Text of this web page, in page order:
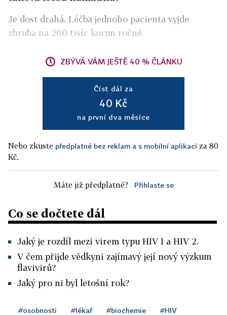
Je dost drahá. Léčba jednoho pacienta vyjde
zhruba na 200 tisíc korun ročně.
ZBÝVÁ VÁM JEŠTĚ 40 % ČLÁNKU
Číst dál za
40 Kč
na první dva měsíce
Nebo zkuste předplatné bez reklam a s mobilní aplikací za 80
Kč.
Máte již předplatné? Přihlaste se
Co se dočtete dál
Jaký je rozdíl mezi virem typu HIV 1 a HIV 2.
V čem přijde vědkyni zajímavý její nový výzkum
flavivirů?
Jaký pro ni byl letošní rok?
#osobnosti #lékař #biochemie #HIV